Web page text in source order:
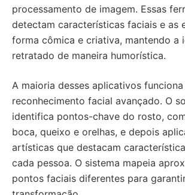
processamento de imagem. Essas
detectam características faciais e as
forma cômica e criativa, mantendo a
retratado de maneira humorística.
A maioria desses aplicativos
reconhecimento facial avançado. O
identifica pontos-chave do rosto,
boca, queixo e orelhas, e depois
artísticas que destacam
cada pessoa. O sistema mapeia
pontos faciais diferentes para